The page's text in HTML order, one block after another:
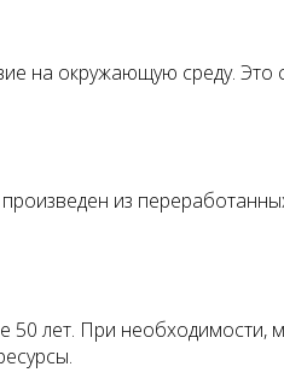
на окружающую среду. Это
из
лет. При необходимости,